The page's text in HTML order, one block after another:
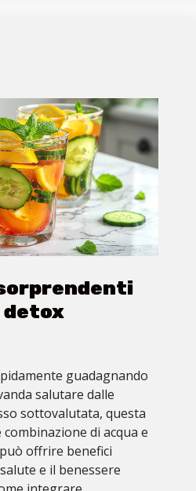
detox
guadagnando
salutare dalle
sottovalutata, questa
di acqua e
offrire benefici
e il benessere